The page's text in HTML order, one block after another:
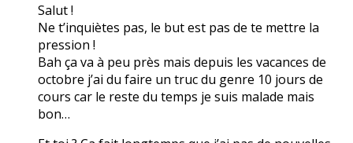
Salut !
Ne t’inquiètes pas, le but est pas de te mettre la
pression !
Bah ça va à peu près mais depuis les vacances de
octobre j’ai du faire un truc du genre 10 jours de
cours car le reste du temps je suis malade mais
bon…